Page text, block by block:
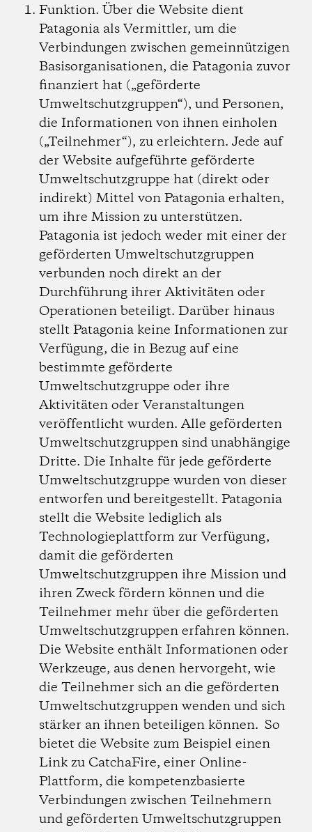
Funktion. Über die Website dient
Patagonia als Vermittler, um die
Verbindungen zwischen gemeinnützigen
Basisorganisationen, die Patagonia zuvor
finanziert hat („geförderte
Umweltschutzgruppen“), und Personen,
die Informationen von ihnen einholen
(„Teilnehmer“), zu erleichtern. Jede auf
der Website aufgeführte geförderte
Umweltschutzgruppe hat (direkt oder
indirekt) Mittel von Patagonia erhalten,
um ihre Mission zu unterstützen.
Patagonia ist jedoch weder mit einer der
geförderten Umweltschutzgruppen
verbunden noch direkt an der
Durchführung ihrer Aktivitäten oder
Operationen beteiligt. Darüber hinaus
stellt Patagonia keine Informationen zur
Verfügung, die in Bezug auf eine
bestimmte geförderte
Umweltschutzgruppe oder ihre
Aktivitäten oder Veranstaltungen
veröffentlicht wurden. Alle geförderten
Umweltschutzgruppen sind unabhängige
Dritte. Die Inhalte für jede geförderte
Umweltschutzgruppe wurden von dieser
entworfen und bereitgestellt. Patagonia
stellt die Website lediglich als
Technologieplattform zur Verfügung,
damit die geförderten
Umweltschutzgruppen ihre Mission und
ihren Zweck fördern können und die
Teilnehmer mehr über die geförderten
Umweltschutzgruppen erfahren können.
Die Website enthält Informationen oder
Werkzeuge, aus denen hervorgeht, wie
die Teilnehmer sich an die geförderten
Umweltschutzgruppen wenden und sich
stärker an ihnen beteiligen können. So
bietet die Website zum Beispiel einen
Link zu CatchaFire, einer Online-
Plattform, die kompetenzbasierte
Verbindungen zwischen Teilnehmern
und geförderten Umweltschutzgruppen